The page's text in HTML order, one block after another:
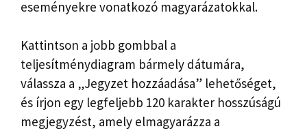
eseményekre vonatkozó magyarázatokkal.
Kattintson a jobb gombbal a
teljesítménydiagram bármely dátumára,
válassza a „Jegyzet hozzáadása” lehetőséget,
és írjon egy legfeljebb 120 karakter hosszúságú
megjegyzést, amely elmagyarázza a